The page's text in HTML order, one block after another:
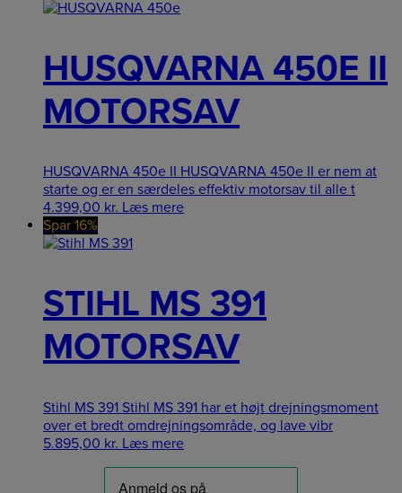
HUSQVARNA 450E II
MOTORSAV
HUSQVARNA 450e II HUSQVARNA 450e II er nem at
starte og er en særdeles effektiv motorsav til alle t
4.399,00 kr. Læs mere
Spar 16%
STIHL MS 391
MOTORSAV
Stihl MS 391 Stihl MS 391 har et højt drejningsmoment
over et bredt omdrejningsområde, og lave vibr
5.895,00 kr. Læs mere